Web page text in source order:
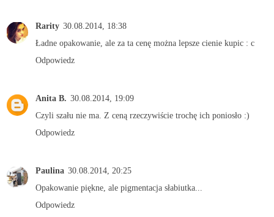
Rarity 30.08.2014, 18:38
Ładne opakowanie, ale za ta cenę można lepsze cienie kupic : c
Odpowiedz
Anita B. 30.08.2014, 19:09
Czyli szału nie ma. Z ceną rzeczywiście trochę ich poniosło :)
Odpowiedz
Paulina 30.08.2014, 20:25
Opakowanie piękne, ale pigmentacja słabiutka...
Odpowiedz